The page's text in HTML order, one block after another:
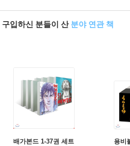
구입하신 분들이 산 분야 연관 책
배가본드 1-37권 세트 용비